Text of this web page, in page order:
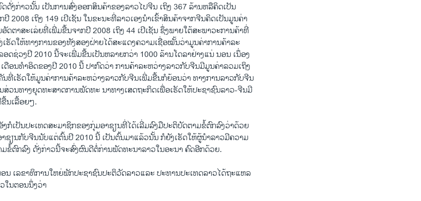
ງກ່າວ​ນັ້ນ ​ເປັນ​ການ​ສົ່ງ​ອອກ​ສິນຄ້າ​ຂອງ​ລາວ​ໄປ​ຈີນ ​ເຖິງ 367 ລ້ານ​ຫລື​ຄິດ​ເປັນ​
2008 ​ເຖິງ 149​ ເປີ​ເຊັນ ​ໃນ​ຂະນະ​ທີ່​ລາວ​ເອງ​ນຳ​ເຂົ້າສິນຄ້າ​ຈາກ​ຈີນ​ຄິດ​ເປັນ​ມູນ​ຄ່າ​
ດຕາ​ສະ​ເລ່ຍທີ່​ເພີ່ມຂື້ນ​ຈາກ​ປີ 2008 ​ເຖິງ 44 ​ເປີ​ເຊັນ ຊຶ່ງ​ພາຍ​ໃຕ້​ສະພາວະ​ການ​ຄ້າ​ທີ່​
ຮັດ​ໃຫ້​ທາງ​ການ​ຂອງ​ທັງ​ສອງ​ຝ່າຍ​ໄດ້​ສະ​ແດງ​ຄວາມ​ເຊື່ອ​ໝັ້ນ​ວ່າ​ມູນ​ຄ່າ​ການ​ຄ້າ​ລະ​
ດ​ຊ່ວງ​ປີ 2010 ນີ້​ຈະ​ເພີ່ມ​ຂື້ນເປັນ​ຫລາຍ​ກວ່າ 1000 ລ້ານ​ໂດ​ລາ​ຢ່າງ​ແນ່ ນອນ ​ເນຶ່ອງ
ດືອນ​ທຳ​ອິດ​ຂອງ​ປີ 2010 ນີ້ ປາກົດ​ວ່າ ການ​ຄ້າ​ລະ​ຫວ່າງ​ລາວ​ກັບ​ຈີນ​ມີ​ມູນ​ຄ່າ​ລວມ​ເຖິງ
ນ​ທີ່​ເຮັດ​ໃຫ້​ມູນ​ຄ່າ​ການ​ຄ້າ​ລະຫວ່າງ​ລາວ​ກັບ​ຈີນ​ເພີ່ມ​ຂື້ນ​ກໍ​ຍ້ອນ​ວ່າ ທາງ​ການ​ລາວ​ກັບ​ຈີນ​
ສ່ວນ​ທາງ​ຍຸດ​ທະ​ສາດ​ການ​ພັດທະ ນາ​ທາງ​ເສດຖະກິດ​ເພື່ອ​ເຮັດ​ໃຫ້​ປະຊາຊົນ​ລາວ-ຈີນ​ມີ​
ນ​ເລື້ອຍໆ.
ກໍ​ເປັນ​ປະ​ເທດ​ສະມາຊິກ​ຂອງ​ກຸ່ມ​ອາ​ຊຽນທີ່​ໄດ້​ເລີ່​ມລົງມື​ປະຕິບັດ​ຕາມ​ຂໍ້​ຕົກລົງ​ວ່າ​ດ້ວຍ​
ຊຽນກັບ​ຈີນ​ນັບ​ແຕ່​ຕົ້ນ​ປີ 2010 ນີ້ ​ເປັນ​ຕົ້ນ​ມາ​ແລ້ວ​ນັ້ນ ກໍ​ຍັງ​ເຮັດ​ໃຫ້​ຜູ້ນຳ​ລາວ​ມີ​ຄວາມ​
ຂໍ້ຕົກລົງ​ ດັ່ງກ່າວ​ນີ້​ຈະ​ສົ່ງ​ຜົນ​ດີ​ຕໍ່​ກ່ານ​ພັດທະນາ​ລາວ​ໃນ​ອະນາ ຄົດ​ອີກ​ດ້ວຍ.
ນ ​ເລຂາ​ທິການ​ໃຫຍ່​ພັກ​ປະຊາຊົນ​ປະຕິວັດ​ລາວ​ແລະ ປະທານ​ປະ​ເທດ​ລາວ​ໄດ້​ຖະ​ແຫລ​
ໃນ​ຕອນນຶ່ງ​ວ່າ